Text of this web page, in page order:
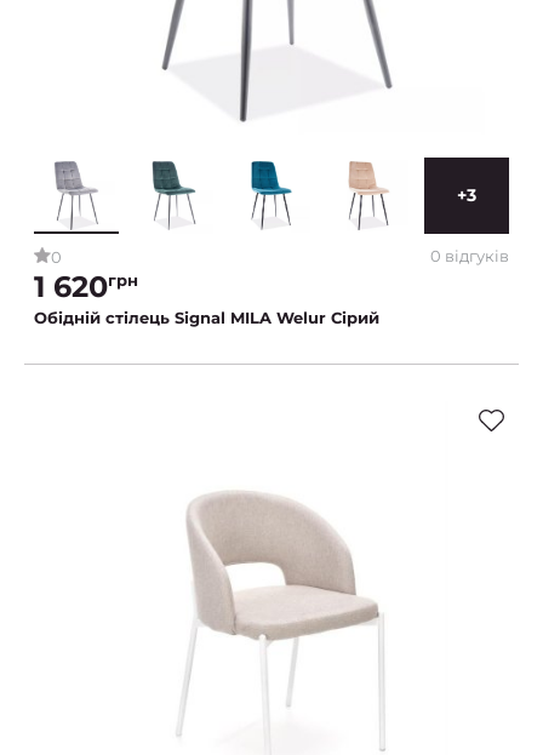
+3
0 0 відгуків
1 620грн
Обідній стілець Signal MILA Welur Сірий